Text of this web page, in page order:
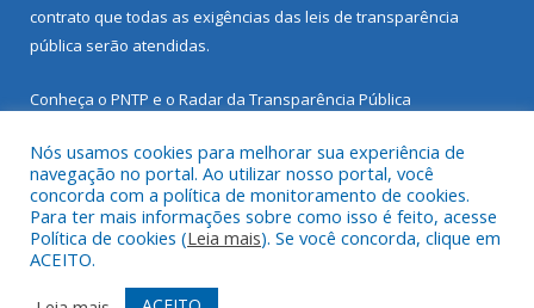
contrato que todas as exigências das leis de transparência
pública serão atendidas.
Conheça o PNTP e o Radar da Transparência Pública
Todos os direitos reservados a Prefeitura Municipal de Santarém
Novo.
Mapa do Site Acessar Área Administrativa
Nós usamos cookies para melhorar sua experiência de
navegação no portal. Ao utilizar nosso portal, você
concorda com a política de monitoramento de cookies.
Para ter mais informações sobre como isso é feito, acesse
Política de cookies (Leia mais). Se você concorda, clique em
ACEITO.